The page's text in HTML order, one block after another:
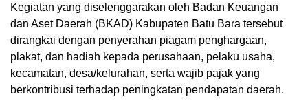
Kegiatan yang diselenggarakan oleh Badan Keuangan
dan Aset Daerah (BKAD) Kabupaten Batu Bara tersebut
dirangkai dengan penyerahan piagam penghargaan,
plakat, dan hadiah kepada perusahaan, pelaku usaha,
kecamatan, desa/kelurahan, serta wajib pajak yang
berkontribusi terhadap peningkatan pendapatan daerah.